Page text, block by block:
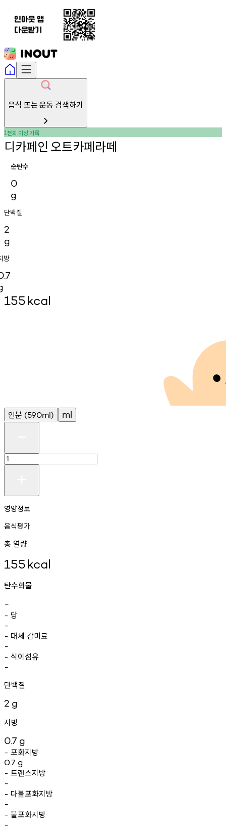
음식 또는 운동 검색하기
1천회 이상기록
디카페인 오트카페라떼
순탄수
0
g
단백질
2
g
방
155kcal
인분 (590ml) ml
영양정보
음식평가
총 열량
155kcal
탄수화물
-
- 당
-
- 대체 감미료
-
- 식이섬유
-
단백질
2 g
지방
0.7 g
- 포화지방
0.7 g
- 트랜스지방
-
- 다불포화지방
-
- 불포화지방
-